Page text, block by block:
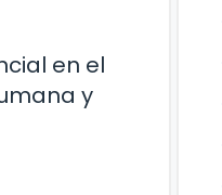
en el
y